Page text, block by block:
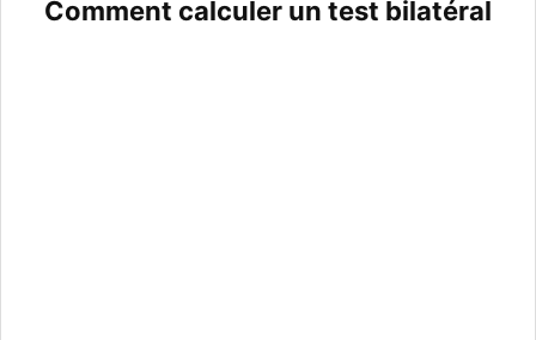
Comment calculer un test bilatéral